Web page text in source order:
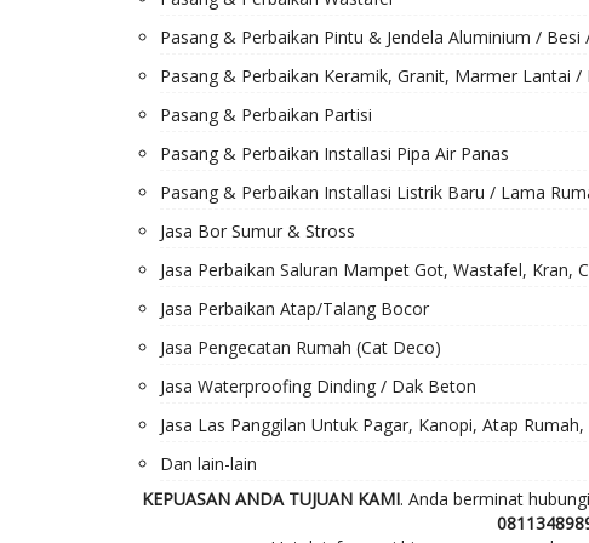
Pasang & Perbaikan Pintu & Jendela Aluminium / Besi
Pasang & Perbaikan Keramik, Granit, Marmer Lantai /
Pasang & Perbaikan Partisi
Pasang & Perbaikan Installasi Pipa Air Panas
Pasang & Perbaikan Installasi Listrik Baru / Lama
Jasa Bor Sumur & Stross
Jasa Perbaikan Saluran Mampet Got, Wastafel, Kran,
Jasa Perbaikan Atap/Talang Bocor
Jasa Pengecatan Rumah (Cat Deco)
Jasa Waterproofing Dinding / Dak Beton
Jasa Las Panggilan Untuk Pagar, Kanopi, Atap
Dan lain-lain
KEPUASAN ANDA TUJUAN KAMI. Anda berminat